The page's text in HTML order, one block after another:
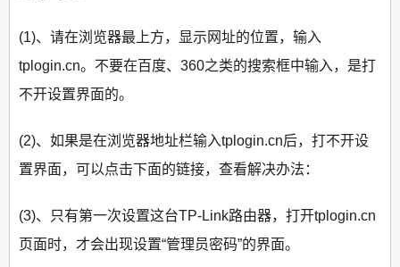
(1)、请在浏览器最上方，显示网址的位置，输入
tplogin.cn。不要在百度、360之类的搜索框中输入，是打
不开设置界面的。
(2)、如果是在浏览器地址栏输入tplogin.cn后，打不开设
置界面，可以点击下面的链接，查看解决办法：
(3)、只有第一次设置这台TP-Link路由器，打开tplogin.cn
页面时，才会出现设置“管理员密码”的界面。